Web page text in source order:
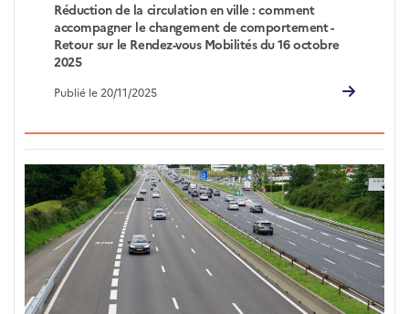
Réduction de la circulation en ville : comment
accompagner le changement de comportement -
Retour sur le Rendez-vous Mobilités du 16 octobre
2025
Publié le 20/11/2025